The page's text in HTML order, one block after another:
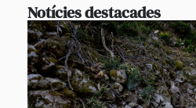
Notícies destacades